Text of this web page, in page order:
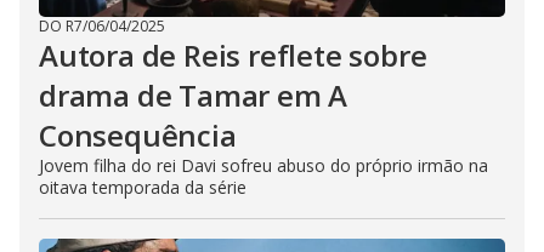
DO R7/06/04/2025
Autora de Reis reflete sobre
drama de Tamar em A
Consequência
Jovem filha do rei Davi sofreu abuso do próprio irmão na
oitava temporada da série